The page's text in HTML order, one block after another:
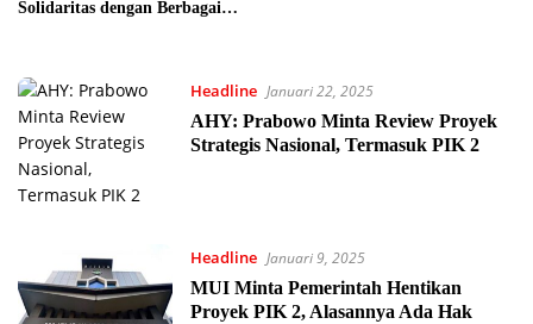
Solidaritas dengan Berbagai
Headline Januari 22, 2025
AHY: Prabowo Minta Review Proyek
Strategis Nasional, Termasuk PIK 2
Headline Januari 9, 2025
MUI Minta Pemerintah Hentikan
Proyek PIK 2, Alasannya Ada Hak